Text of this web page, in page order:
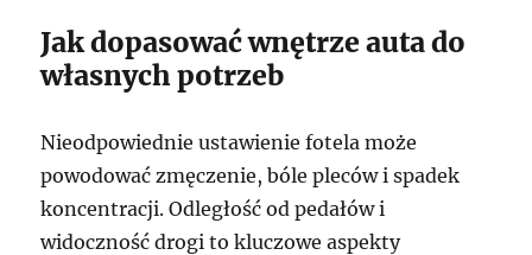
Jak dopasować wnętrze auta do
własnych potrzeb
Nieodpowiednie ustawienie fotela może
powodować zmęczenie, bóle pleców i spadek
koncentracji. Odległość od pedałów i
widoczność drogi to kluczowe aspekty